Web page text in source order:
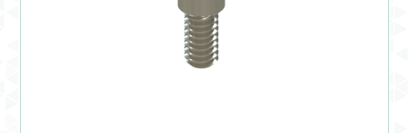
Instructions for Use (ENG)